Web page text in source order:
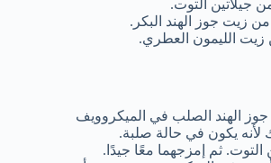
زيت جوز الهند البكر.
جوز الهند الصلب في الميكروويف
التوت. ثم إمزجهما معًا جيدًا.